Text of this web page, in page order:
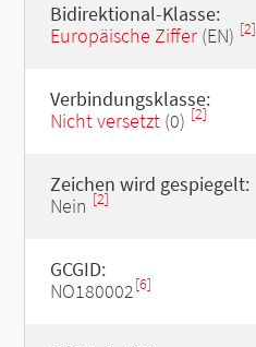
Bidirektional-Klasse:
Europäische Ziffer(EN) [2]
Verbindungsklasse:
Nicht versetzt(0) [2]
Zeichen wird gespiegelt:
Nein [2]
GCGID:
NO180002[6]